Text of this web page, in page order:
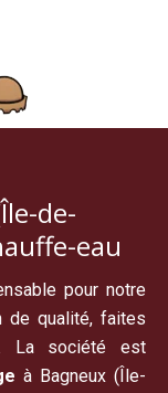
de-
eau
pour notre
de qualité, faites
La société est
à Bagneux (Île-